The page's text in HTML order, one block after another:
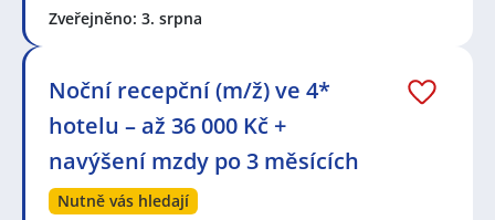
Zveřejněno: 3. srpna
Noční recepční (m/ž) ve 4*
hotelu – až 36 000 Kč +
navýšení mzdy po 3 měsících
Nutně vás hledají